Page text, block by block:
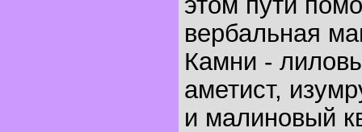
вербальная
Камни -
аметист,
и малиновый